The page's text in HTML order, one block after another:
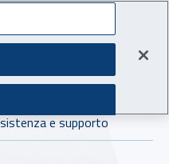
Lavoro
- Apertura in nuova finestra
- Apertura in nuova finestra
- Sito esterno - Apertura in
Linkedin - Sito esterno -
Youtube - Sito esterno -
Tiktok - SitoSpreaker -
in:tutto INAIL.it
e supporto